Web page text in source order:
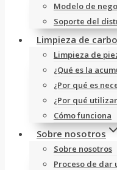
Modelo de
Soporte del
Limpieza de
Limpieza de
¿Qué es la
¿Por qué es
¿Por qué
Cómo funciona
Sobre nosotros
Sobre nosotros
Proceso de dar